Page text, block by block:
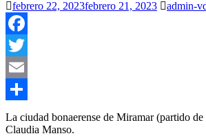
febrero 22, 2023febrero 21, 2023 admin-
Facebook
Twitter
Email
Compartir
La ciudad bonaerense de Miramar (partido
Claudia Manso.